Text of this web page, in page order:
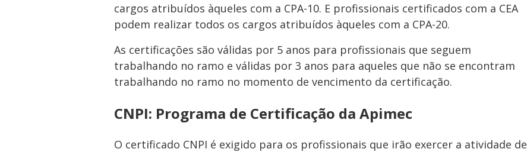
cargos atribuídos àqueles com a CPA-10. E profissionais certificados com a CEA
podem realizar todos os cargos atribuídos àqueles com a CPA-20.
As certificações são válidas por 5 anos para profissionais que seguem
trabalhando no ramo e válidas por 3 anos para aqueles que não se encontram
trabalhando no ramo no momento de vencimento da certificação.
CNPI: Programa de Certificação da Apimec
O certificado CNPI é exigido para os profissionais que irão exercer a atividade de